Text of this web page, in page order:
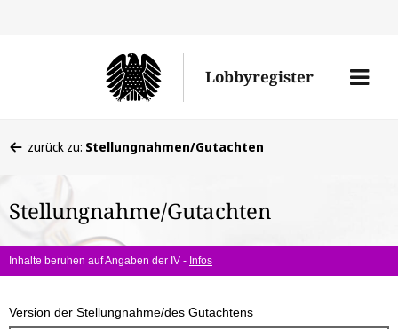
Lobbyregister
Menü
befinden
hier:
zurück zu: Stellungnahmen/Gutachten
Stellungnahme/Gutachten
Inhalte beruhen auf Angaben der IV - Infos
Version der Stellungnahme/des Gutachtens